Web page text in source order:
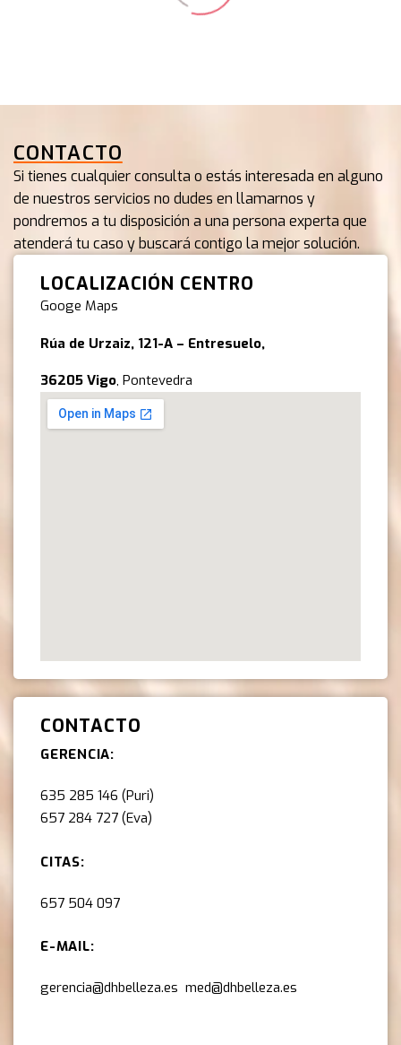
CLOSE-UP OF WOMAN GETTING
FACIAL HYDRO
MICRODERMABRASION PEELING
TREATMENT. FEMALE AT
COSMETIC BEAUTY SPA CLINIC.
HYDRA VACUUM CLEANER.
COSMETOLOGY CONCEPT
CONTACTO
Si tienes cualquier consulta o estás interesada en alguno
de nuestros servicios no dudes en llamarnos y
pondremos a tu disposición a una persona experta que
atenderá tu caso y buscará contigo la mejor solución.
LOCALIZACIÓN CENTRO
Googe Maps
Rúa de Urzaiz, 121-A – Entresuelo,
36205 Vigo, Pontevedra
CONTACTO
GERENCIA:
635 285 146 (Puri)
657 284 727 (Eva)
CITAS:
657 504 097
E-MAIL:
gerencia@dhbelleza.es med@dhbelleza.es